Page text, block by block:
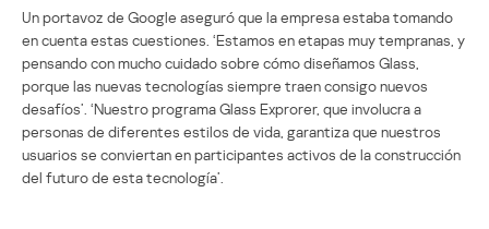
Un portavoz de Google aseguró que la empresa estaba tomando
en cuenta estas cuestiones. ‘Estamos en etapas muy tempranas, y
pensando con mucho cuidado sobre cómo diseñamos Glass,
porque las nuevas tecnologías siempre traen consigo nuevos
desafíos’. ‘Nuestro programa Glass Exprorer, que involucra a
personas de diferentes estilos de vida, garantiza que nuestros
usuarios se conviertan en participantes activos de la construcción
del futuro de esta tecnología’.